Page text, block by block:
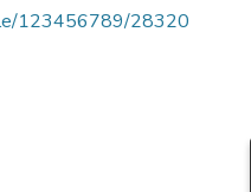
123456789/28320